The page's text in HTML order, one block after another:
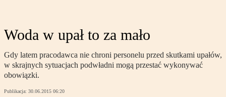
Woda w upał to za mało
Gdy latem pracodawca nie chroni personelu przed skutkami upałów,
w skrajnych sytuacjach podwładni mogą przestać wykonywać
obowiązki.
Publikacja: 30.06.2015 06:20